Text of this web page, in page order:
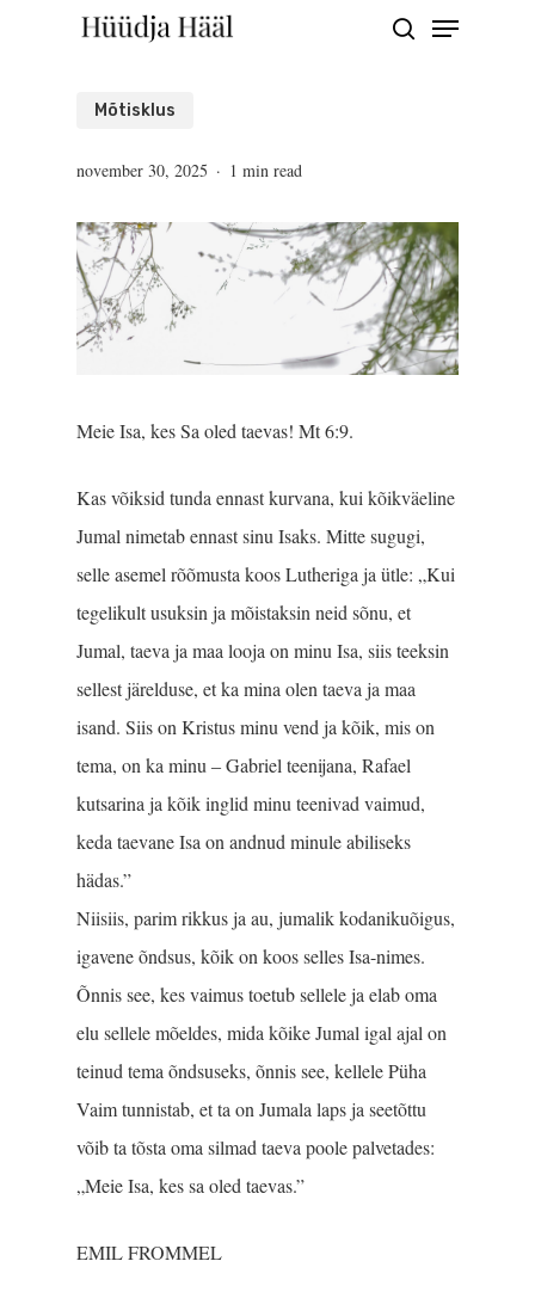
Menu
Mõtisklus
november 30, 2025 1 min read
Meie Isa, kes Sa oled taevas! Mt 6:9.
Kas võiksid tunda ennast kurvana, kui kõikväeline
Jumal nimetab ennast sinu Isaks. Mitte sugugi,
selle asemel rõõmusta koos Lutheriga ja ütle: „Kui
tegelikult usuksin ja mõistaksin neid sõnu, et
Jumal, taeva ja maa looja on minu Isa, siis teeksin
sellest järelduse, et ka mina olen taeva ja maa
isand. Siis on Kristus minu vend ja kõik, mis on
tema, on ka minu ‒ Gabriel teenijana, Rafael
kutsarina ja kõik inglid minu teenivad vaimud,
keda taevane Isa on andnud minule abiliseks
hädas.”
Niisiis, parim rikkus ja au, jumalik kodanikuõigus,
igavene õndsus, kõik on koos selles Isa-nimes.
Õnnis see, kes vaimus toetub sellele ja elab oma
elu sellele mõeldes, mida kõike Jumal igal ajal on
teinud tema õndsuseks, õnnis see, kellele Püha
Vaim tunnistab, et ta on Jumala laps ja seetõttu
võib ta tõsta oma silmad taeva poole palvetades:
„Meie Isa, kes sa oled taevas.”
EMIL FROMMEL